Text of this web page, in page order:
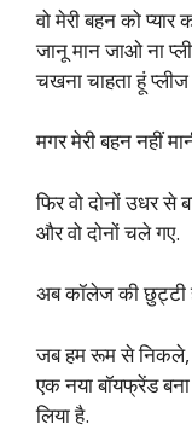
वो मेरी बहन को
जानू मान जाओ ना
चखना चाहता हूं
मगर मेरी बहन नहीं
फिर वो दोनों उधर से
और वो दोनों चले गए.
अब कॉलेज की छुट्टी
जब हम रूम से निकले,
एक नया बॉयफ्रेंड
लिया है.